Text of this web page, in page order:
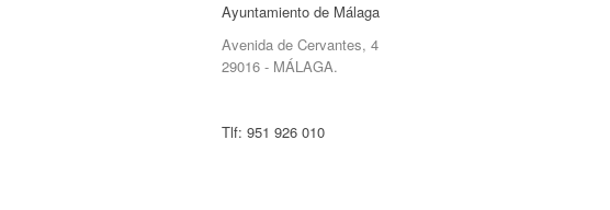
Ayuntamiento de Málaga
Avenida de Cervantes, 4
29016 - MÁLAGA.
Tlf: 951 926 010